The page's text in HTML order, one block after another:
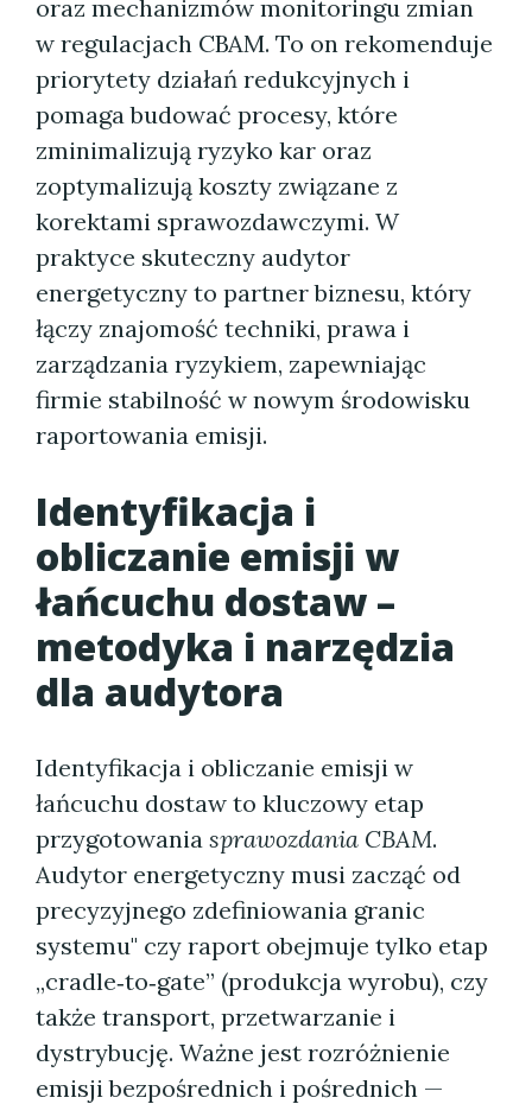
oraz mechanizmów monitoringu zmian
w regulacjach CBAM. To on rekomenduje
priorytety działań redukcyjnych i
pomaga budować procesy, które
zminimalizują ryzyko kar oraz
zoptymalizują koszty związane z
korektami sprawozdawczymi. W
praktyce skuteczny audytor
energetyczny to partner biznesu, który
łączy znajomość techniki, prawa i
zarządzania ryzykiem, zapewniając
firmie stabilność w nowym środowisku
raportowania emisji.
Identyfikacja i
obliczanie emisji w
łańcuchu dostaw –
metodyka i narzędzia
dla audytora
Identyfikacja i obliczanie emisji w
łańcuchu dostaw to kluczowy etap
przygotowania sprawozdania CBAM.
Audytor energetyczny musi zacząć od
precyzyjnego zdefiniowania granic
systemu" czy raport obejmuje tylko etap
„cradle‑to‑gate” (produkcja wyrobu), czy
także transport, przetwarzanie i
dystrybucję. Ważne jest rozróżnienie
emisji bezpośrednich i pośrednich —